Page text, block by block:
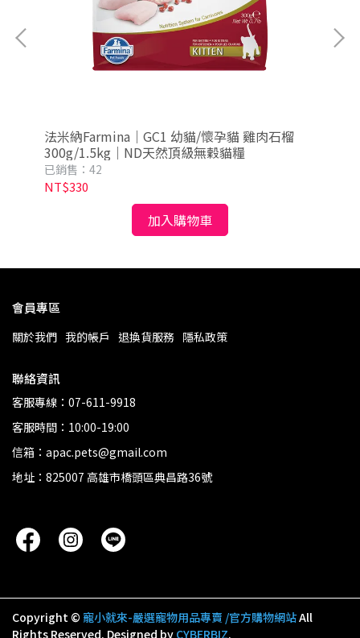
法米納Farmina｜GC1 幼貓/懷孕貓 雞肉石榴
300g/1.5kg｜ND天然頂級無穀貓糧
已銷售：42
NT$330
加入購物車
會員專區
關於我們 我的帳戶 退換貨服務 隱私政策
聯絡資訊
客服專線：07-611-9918
客服時間：10:00-19:00
信箱：apac.pets@gmail.com
地址：825007 高雄市橋頭區典昌路36號
Copyright © 寵小就來-嚴選寵物用品專賣 /官方購物網站All
Rights Reserved. Designed by CYBERBIZ.